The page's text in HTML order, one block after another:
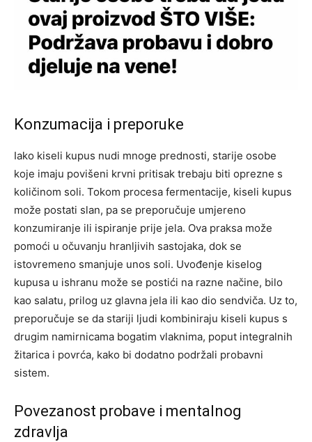
Konzumacija i preporuke
Iako kiseli kupus nudi mnoge prednosti, starije osobe
koje imaju povišeni krvni pritisak trebaju biti oprezne s
količinom soli. Tokom procesa fermentacije, kiseli kupus
može postati slan, pa se preporučuje umjereno
konzumiranje ili ispiranje prije jela. Ova praksa može
pomoći u očuvanju hranljivih sastojaka, dok se
istovremeno smanjuje unos soli. Uvođenje kiselog
kupusa u ishranu može se postići na razne načine, bilo
kao salatu, prilog uz glavna jela ili kao dio sendviča. Uz to,
preporučuje se da stariji ljudi kombiniraju kiseli kupus s
drugim namirnicama bogatim vlaknima, poput integralnih
žitarica i povrća, kako bi dodatno podržali probavni
sistem.
Povezanost probave i mentalnog
zdravlja